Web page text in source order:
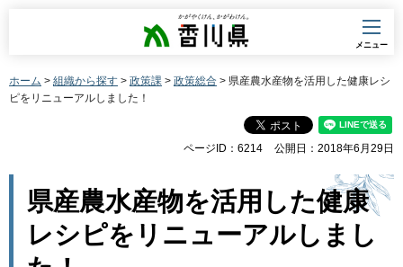
香川県
メニュー
ホーム > 組織から探す > 政策課 > 政策総合 > 県産農水産物を活用した健康レシ
ピをリニューアルしました！
ページID：6214 公開日：2018年6月29日
県産農水産物を活用した健康
レシピをリニューアルしまし